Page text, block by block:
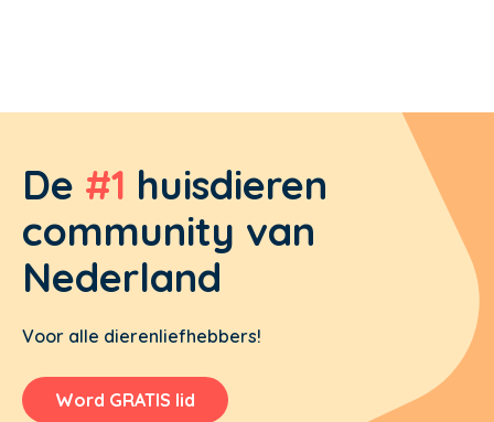
De #1 huisdieren
community van
Nederland
Voor alle dierenliefhebbers!
Word GRATIS lid